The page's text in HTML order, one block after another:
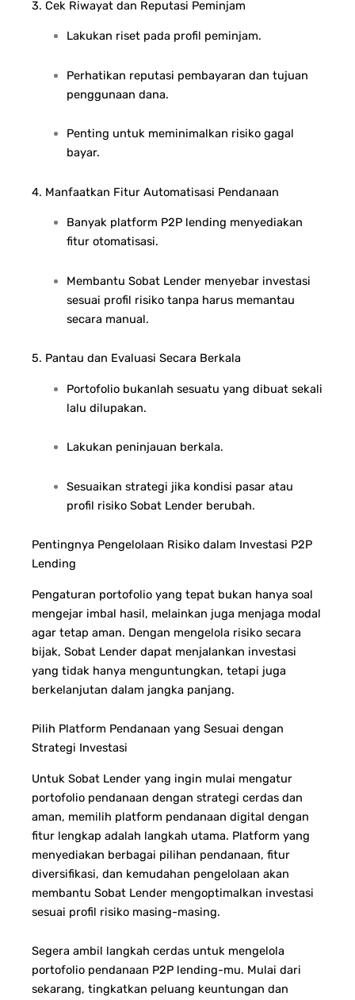
3. Cek Riwayat dan Reputasi Peminjam
Lakukan riset pada profil peminjam.
Perhatikan reputasi pembayaran dan tujuan
penggunaan dana.
Penting untuk meminimalkan risiko gagal
bayar.
4. Manfaatkan Fitur Automatisasi Pendanaan
Banyak platform P2P lending menyediakan
fitur otomatisasi.
Membantu Sobat Lender menyebar investasi
sesuai profil risiko tanpa harus memantau
secara manual.
5. Pantau dan Evaluasi Secara Berkala
Portofolio bukanlah sesuatu yang dibuat sekali
lalu dilupakan.
Lakukan peninjauan berkala.
Sesuaikan strategi jika kondisi pasar atau
profil risiko Sobat Lender berubah.
Pentingnya Pengelolaan Risiko dalam Investasi P2P
Lending
Pengaturan portofolio yang tepat bukan hanya soal
mengejar imbal hasil, melainkan juga menjaga modal
agar tetap aman. Dengan mengelola risiko secara
bijak, Sobat Lender dapat menjalankan investasi
yang tidak hanya menguntungkan, tetapi juga
berkelanjutan dalam jangka panjang.
Pilih Platform Pendanaan yang Sesuai dengan
Strategi Investasi
Untuk Sobat Lender yang ingin mulai mengatur
portofolio pendanaan dengan strategi cerdas dan
aman, memilih platform pendanaan digital dengan
fitur lengkap adalah langkah utama. Platform yang
menyediakan berbagai pilihan pendanaan, fitur
diversifikasi, dan kemudahan pengelolaan akan
membantu Sobat Lender mengoptimalkan investasi
sesuai profil risiko masing-masing.
Segera ambil langkah cerdas untuk mengelola
portofolio pendanaan P2P lending-mu. Mulai dari
sekarang, tingkatkan peluang keuntungan dan